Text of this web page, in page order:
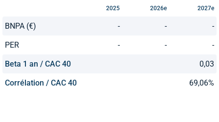
2025 2026e 2027e
BNPA (€) - - -
PER - - -
Beta 1 an / CAC 40 0,03
Corrélation / CAC 40 69,06%